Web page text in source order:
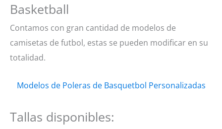
Basketball
Contamos con gran cantidad de modelos de
camisetas de futbol, estas se pueden modificar en su
totalidad.
Modelos de Poleras de Basquetbol Personalizadas
Tallas disponibles: